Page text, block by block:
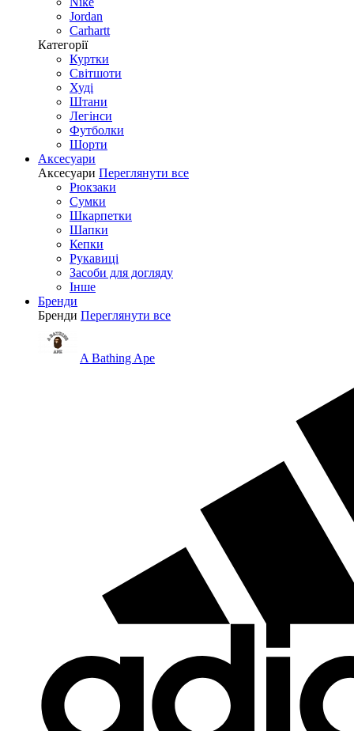
Jordan
Carhartt
Категорії
Куртки
Світшоти
Худі
Штани
Легінси
Футболки
Шорти
Аксесуари
Аксесуари Переглянути все
Рюкзаки
Сумки
Шкарпетки
Шапки
Кепки
Рукавиці
Засоби для догляду
Інше
Бренди
Бренди Переглянути все
A Bathing Ape